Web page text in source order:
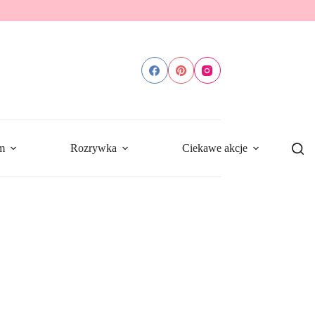
Rozrywka Ciekawe akcje